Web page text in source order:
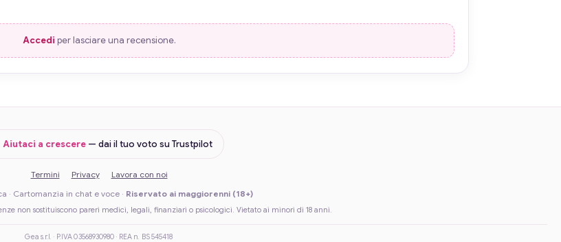
Accedi per lasciare una recensione.
Aiutaci a crescere— dai il tuo voto su Trustpilot
Termini Privacy
Lavora con noi
· Cartomanzia in chat e voce · Riservato ai maggiorenni (18+)
non sostituiscono pareri medici, legali, finanziari o psicologici. Vietato ai minori di 18 anni.
Gea s.r.l. · P.IVA 03568930980 · REA n. BS 545418